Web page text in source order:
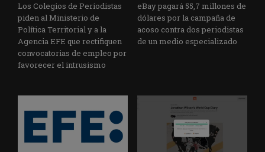
Los Colegios de Periodistas
piden al Ministerio de
Política Territorial y a la
Agencia EFE que rectifiquen
convocatorias de empleo por
favorecer el intrusismo
eBay pagará 55,7 millones de
dólares por la campaña de
acoso contra dos periodistas
de un medio especializado